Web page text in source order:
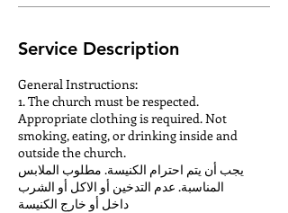
Service Description
General Instructions:
1. The church must be respected.
Appropriate clothing is required. Not
smoking, eating, or drinking inside and
outside the church.
يجب أن يتم احترام الكنيسة. مطلوب الملابس
المناسبة. عدم التدخين أو الاكل أو الشرب
داخل أو خارج الكنيسة